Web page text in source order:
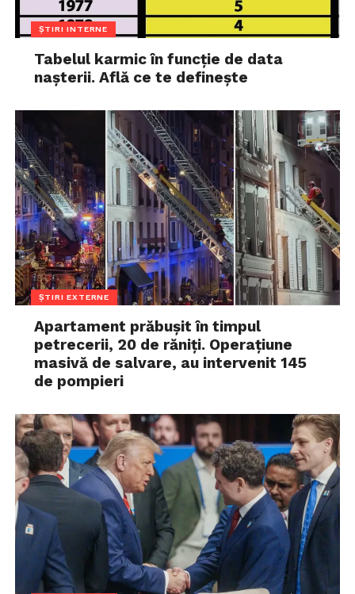
ȘTIRI INTERNE
Tabelul karmic în funcție de data
nașterii. Află ce te definește
ȘTIRI EXTERNE
Apartament prăbușit în timpul
petrecerii, 20 de răniți. Operațiune
masivă de salvare, au intervenit 145
de pompieri